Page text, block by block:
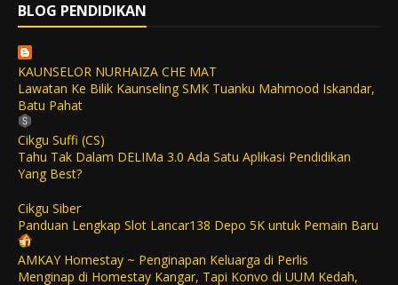
BLOG PENDIDIKAN
KAUNSELOR NURHAIZA CHE MAT
Lawatan Ke Bilik Kaunseling SMK Tuanku Mahmood Iskandar,
Batu Pahat
Cikgu Suffi (CS)
Tahu Tak Dalam DELIMa 3.0 Ada Satu Aplikasi Pendidikan
Yang Best?
Cikgu Siber
Panduan Lengkap Slot Lancar138 Depo 5K untuk Pemain Baru
AMKAY Homestay ~ Penginapan Keluarga di Perlis
Menginap di Homestay Kangar, Tapi Konvo di UUM Kedah,